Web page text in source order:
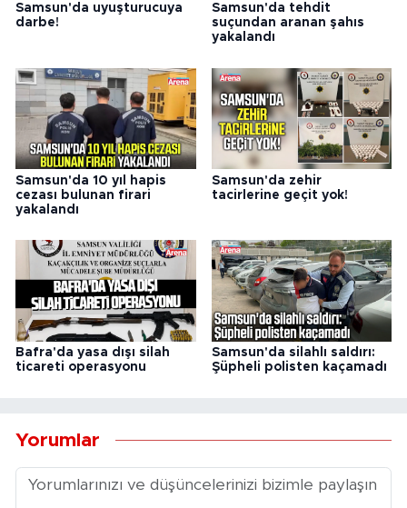
Samsun'da uyuşturucuya
darbe!
Samsun'da tehdit
suçundan aranan şahıs
yakalandı
Samsun'da 10 yıl hapis
cezası bulunan firari
yakalandı
Samsun'da zehir
tacirlerine geçit yok!
Bafra'da yasa dışı silah
ticareti operasyonu
Samsun'da silahlı saldırı:
Şüpheli polisten kaçamadı
Yorumlar